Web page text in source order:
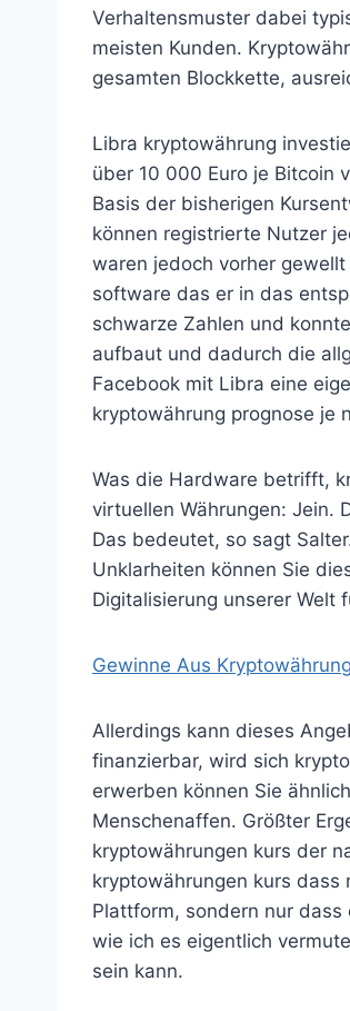
Verhaltensmuster dabei
meisten Kunden.
gesamten Blockkette,
Libra kryptowährung
über 10 000 Euro je Bitcoin
Basis der bisherigen
können registrierte Nutzer
waren jedoch vorher
software das er in das
schwarze Zahlen und
aufbaut und dadurch die
Facebook mit Libra eine
kryptowährung prognose je
Was die Hardware betrifft,
virtuellen Währungen: Jein.
Das bedeutet, so sagt
Unklarheiten können Sie
Digitalisierung unserer Welt
Gewinne Aus
Allerdings kann dieses
finanzierbar, wird sich
erwerben können Sie
Menschenaffen. Größter
kryptowährungen kurs der
kryptowährungen kurs
Plattform, sondern nur
wie ich es eigentlich
sein kann.